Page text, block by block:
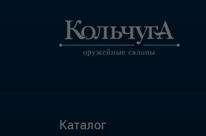
Каталог